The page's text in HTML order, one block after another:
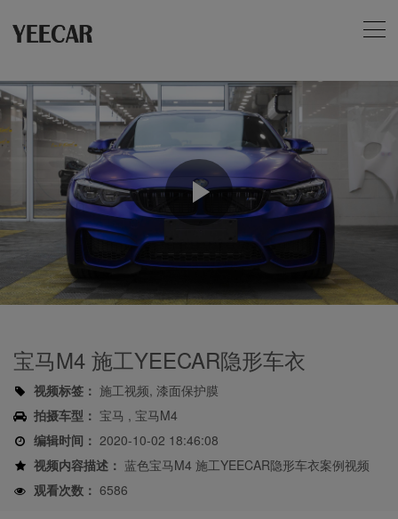
Play
Video
宝马M4 施工YEECAR隐形车衣
视频标签： 施工视频, 漆面保护膜
拍摄车型： 宝马 , 宝马M4
编辑时间： 2020-10-02 18:46:08
视频内容描述： 蓝色宝马M4 施工YEECAR隐形车衣案例视频
观看次数： 6586